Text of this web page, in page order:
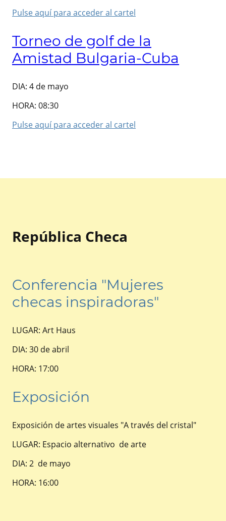
Pulse aquí para acceder al cartel
Torneo de golf de la
Amistad Bulgaria-Cuba
DIA: 4 de mayo
HORA: 08:30
Pulse aquí para acceder al cartel
República Checa
Conferencia "Mujeres
checas inspiradoras"
LUGAR: Art Haus
DIA: 30 de abril
HORA: 17:00
Exposición
Exposición de artes visuales "A través del cristal"
LUGAR: Espacio alternativo de arte
DIA: 2 de mayo
HORA: 16:00